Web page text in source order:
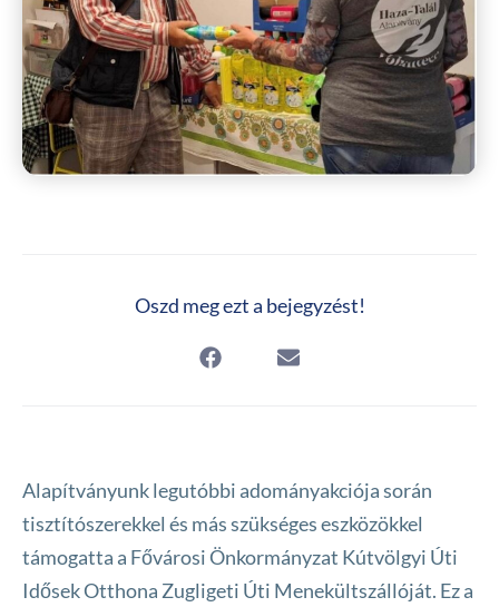
Oszd meg ezt a bejegyzést!
Alapítványunk legutóbbi adományakciója során
tisztítószerekkel és más szükséges eszközökkel
támogatta a Fővárosi Önkormányzat Kútvölgyi Úti
Idősek Otthona Zugligeti Úti Menekültszállóját. Ez a